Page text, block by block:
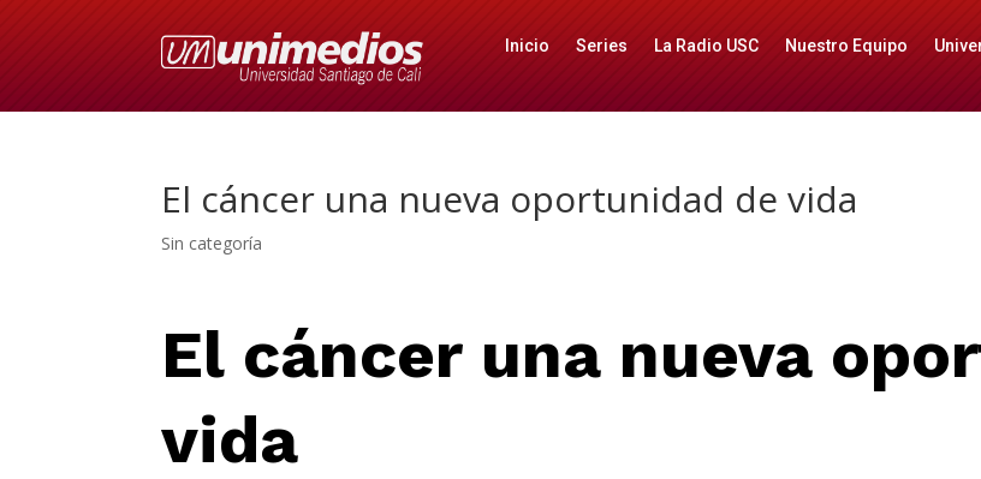
Inicio Series La Radio USC Nuestro Equipo
El cáncer una nueva oportunidad de vida
Sin categoría
El cáncer una nueva
vida